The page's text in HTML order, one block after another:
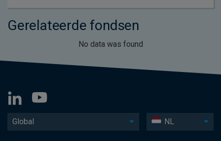
Gerelateerde fondsen
No data was found
Global NL